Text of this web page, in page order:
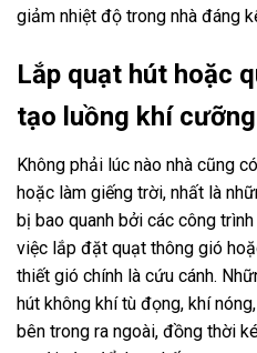
giảm nhiệt độ trong nhà đáng
Lắp quạt hút hoặc
tạo luồng khí
Không phải lúc nào nhà cũng
hoặc làm giếng trời, nhất là
bị bao quanh bởi các công
việc lắp đặt quạt thông gió
thiết gió chính là cứu cánh.
hút không khí tù đọng, khí
bên trong ra ngoài, đồng thời